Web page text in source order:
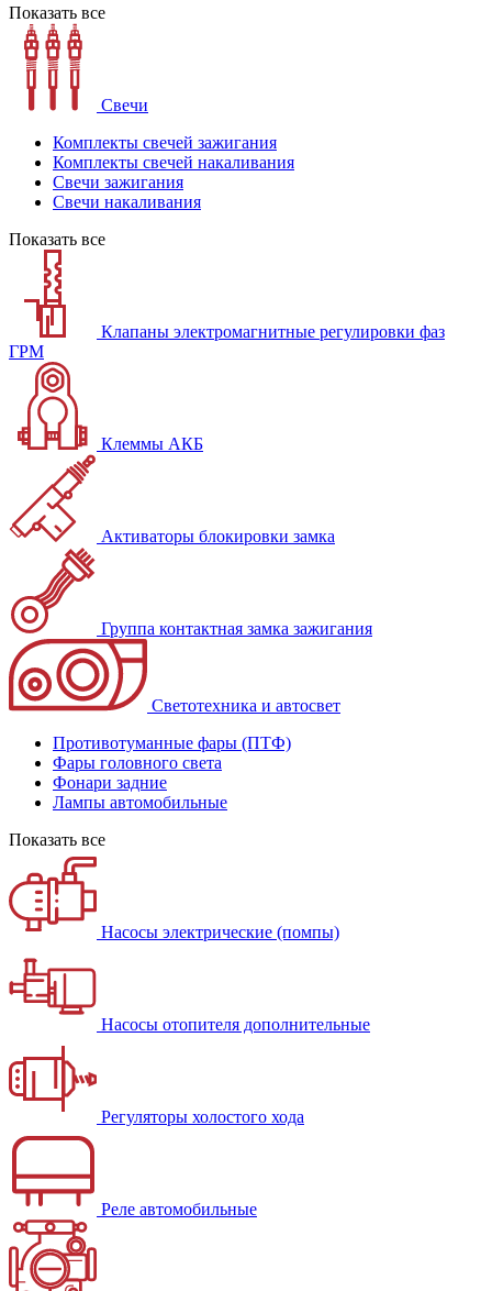
Показать все
Свечи
Комплекты свечей зажигания
Комплекты свечей накаливания
Свечи зажигания
Свечи накаливания
Показать все
Клапаны электромагнитные регулировки фаз
ГРМ
Клеммы АКБ
Активаторы блокировки замка
Группа контактная замка зажигания
Светотехника и автосвет
Противотуманные фары (ПТФ)
Фары головного света
Фонари задние
Лампы автомобильные
Показать все
Насосы электрические (помпы)
Насосы отопителя дополнительные
Регуляторы холостого хода
Реле автомобильные